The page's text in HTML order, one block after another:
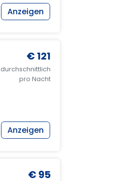
Anzeigen
€ 121
durchschnittlich
pro Nacht
Anzeigen
€ 95